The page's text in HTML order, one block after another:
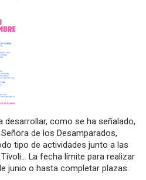
desarrollar, como se ha señalado,
de los Desamparados,
tipo de actividades junto a las
La fecha límite para realizar
junio o hasta completar plazas.